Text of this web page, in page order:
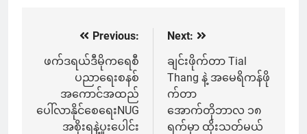
navigation
Previous:
ဖက်ဒရယ်ဒီမိုကရေစီ
ပညာရေးစနစ်
အကောင်အထည်
ပေါ်လာနိုင်စေရေးNUG
အစိုးရနဲ့ပူးပေါင်း
Next:
ချင်းဖိုက်တာ Tial
Thang နဲ့ အမေရိကန်ဖို
က်တာ
အောက်တိုဘာလ ၁၈
ရက်မှာ ထိုးသတ်မယ်